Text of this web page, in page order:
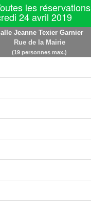
les réservations
24 avril 2019
Jeanne Texier Garnier
Rue de la Mairie
(19 personnes max.)